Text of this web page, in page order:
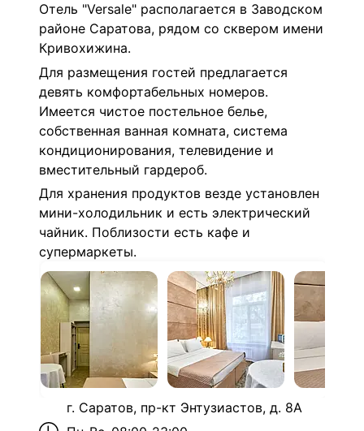
Отель "Versale" располагается в Заводском
районе Саратова, рядом со сквером имени
Кривохижина.
Для размещения гостей предлагается
девять комфортабельных номеров.
Имеется чистое постельное белье,
собственная ванная комната, система
кондиционирования, телевидение и
вместительный гардероб.
Для хранения продуктов везде установлен
мини-холодильник и есть электрический
чайник. Поблизости есть кафе и
супермаркеты.
г. Саратов, пр-кт Энтузиастов, д. 8А